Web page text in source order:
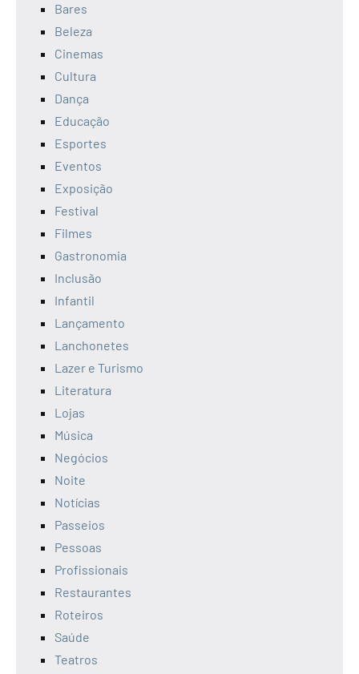
Bares
Beleza
Cinemas
Cultura
Dança
Educação
Esportes
Eventos
Exposição
Festival
Filmes
Gastronomia
Inclusão
Infantil
Lançamento
Lanchonetes
Lazer e Turismo
Literatura
Lojas
Música
Negócios
Noite
Notícias
Passeios
Pessoas
Profissionais
Restaurantes
Roteiros
Saúde
Teatros